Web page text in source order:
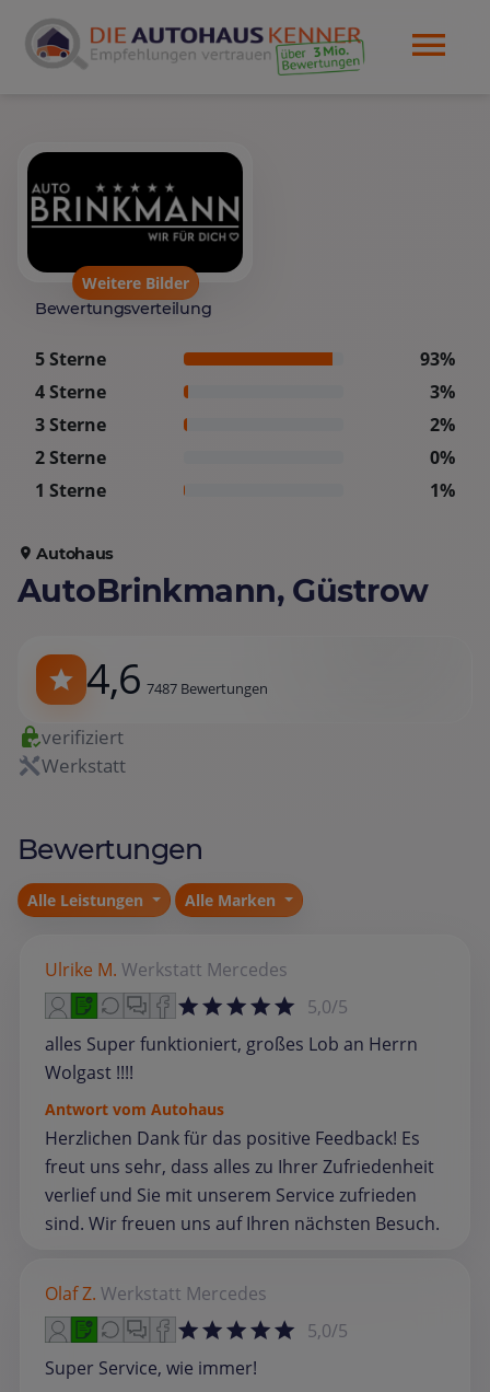
Weitere Bilder
Bewertungsverteilung
5 Sterne
93%
4 Sterne
3%
3 Sterne
2%
2 Sterne
0%
1 Sterne
1%
Autohaus
AutoBrinkmann, Güstrow
4,6 7487 Bewertungen
verifiziert
Werkstatt
Bewertungen
Alle Leistungen Alle Marken
Ulrike M. Werkstatt Mercedes
5,0/5
alles Super funktioniert, großes Lob an Herrn
Wolgast !!!!
Antwort vom Autohaus
Herzlichen Dank für das positive Feedback! Es
freut uns sehr, dass alles zu Ihrer Zufriedenheit
verlief und Sie mit unserem Service zufrieden
sind. Wir freuen uns auf Ihren nächsten Besuch.
Olaf Z. Werkstatt Mercedes
5,0/5
Super Service, wie immer!